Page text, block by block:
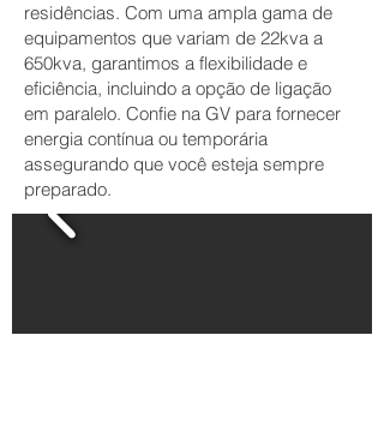
residências. Com uma ampla gama de
equipamentos que variam de 22kva a
650kva, garantimos a flexibilidade e
eficiência, incluindo a opção de ligação
em paralelo. Confie na GV para fornecer
energia contínua ou temporária
assegurando que você esteja sempre
preparado.